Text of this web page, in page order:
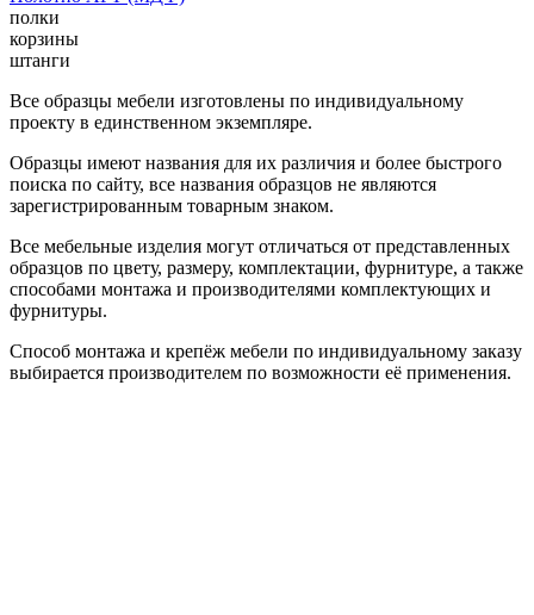
полки
корзины
штанги
Все образцы мебели изготовлены по индивидуальному
проекту в единственном экземпляре.
Образцы имеют названия для их различия и более быстрого
поиска по сайту, все названия образцов не являются
зарегистрированным товарным знаком.
Все мебельные изделия могут отличаться от представленных
образцов по цвету, размеру, комплектации, фурнитуре, а также
способами монтажа и производителями комплектующих и
фурнитуры.
Способ монтажа и крепёж мебели по индивидуальному заказу
выбирается производителем по возможности её применения.